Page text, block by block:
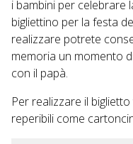
i bambini per celebrare
bigliettino per la festa
realizzare potrete
memoria un momento
con il papà.
Per realizzare il
reperibili come